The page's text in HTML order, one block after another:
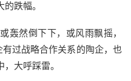
跌幅。
轰然倒下下，或风雨飘摇，
有过战略合作关系的陶企，也
大呼踩雷。